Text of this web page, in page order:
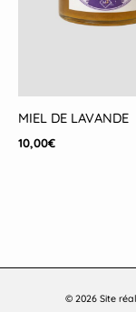
MIEL DE LAVANDE
10,00€
© 2026 Site